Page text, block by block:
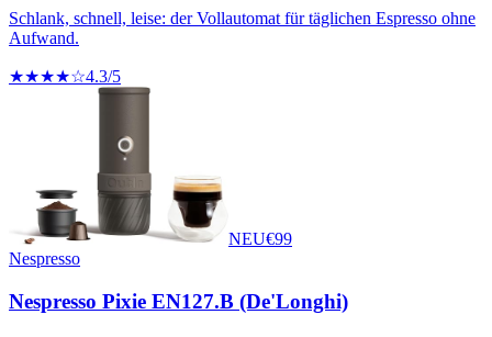
Schlank, schnell, leise: der Vollautomat für täglichen Espresso ohne
Aufwand.
★★★★☆4.3/5
NEU€99
Nespresso
Nespresso Pixie EN127.B (De'Longhi)